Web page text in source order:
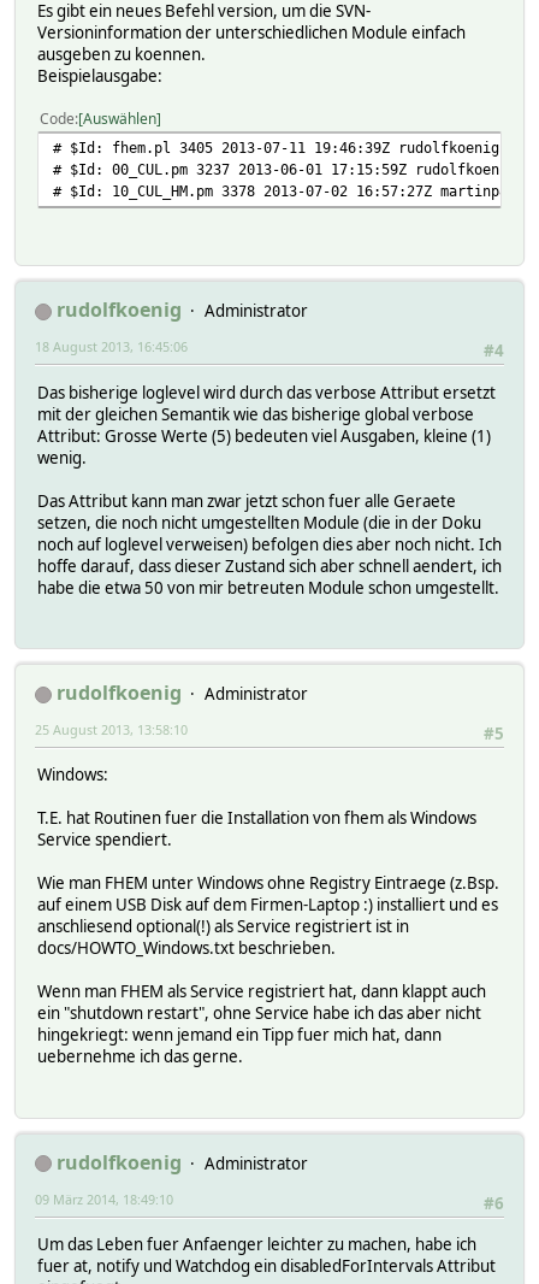
Es gibt ein neues Befehl version, um die SVN-
Versioninformation der unterschiedlichen Module einfach
ausgeben zu koennen.
Beispielausgabe:
Code Auswählen
# $Id: fhem.pl 3405 2013-07-11 19:46:39Z rudolfkoenig $
# $Id: 00_CUL.pm 3237 2013-06-01 17:15:59Z rudolfkoenig $
# $Id: 10_CUL_HM.pm 3378 2013-07-02 16:57:27Z martinp876
rudolfkoenig
Administrator
#4
18 August 2013, 16:45:06
Das bisherige loglevel wird durch das verbose Attribut ersetzt
mit der gleichen Semantik wie das bisherige global verbose
Attribut: Grosse Werte (5) bedeuten viel Ausgaben, kleine (1)
wenig.
Das Attribut kann man zwar jetzt schon fuer alle Geraete
setzen, die noch nicht umgestellten Module (die in der Doku
noch auf loglevel verweisen) befolgen dies aber noch nicht. Ich
hoffe darauf, dass dieser Zustand sich aber schnell aendert, ich
habe die etwa 50 von mir betreuten Module schon umgestellt.
rudolfkoenig
Administrator
#5
25 August 2013, 13:58:10
Windows:
T.E. hat Routinen fuer die Installation von fhem als Windows
Service spendiert.
Wie man FHEM unter Windows ohne Registry Eintraege (z.Bsp.
auf einem USB Disk auf dem Firmen-Laptop :) installiert und es
anschliesend optional(!) als Service registriert ist in
docs/HOWTO_Windows.txt beschrieben.
Wenn man FHEM als Service registriert hat, dann klappt auch
ein "shutdown restart", ohne Service habe ich das aber nicht
hingekriegt: wenn jemand ein Tipp fuer mich hat, dann
uebernehme ich das gerne.
rudolfkoenig
Administrator
#6
09 März 2014, 18:49:10
Um das Leben fuer Anfaenger leichter zu machen, habe ich
fuer at, notify und Watchdog ein disabledForIntervals Attribut